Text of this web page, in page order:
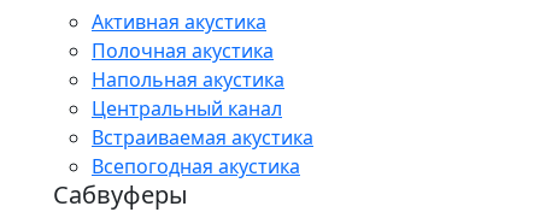
Активная акустика
Полочная акустика
Напольная акустика
Центральный канал
Встраиваемая акустика
Всепогодная акустика
Сабвуферы